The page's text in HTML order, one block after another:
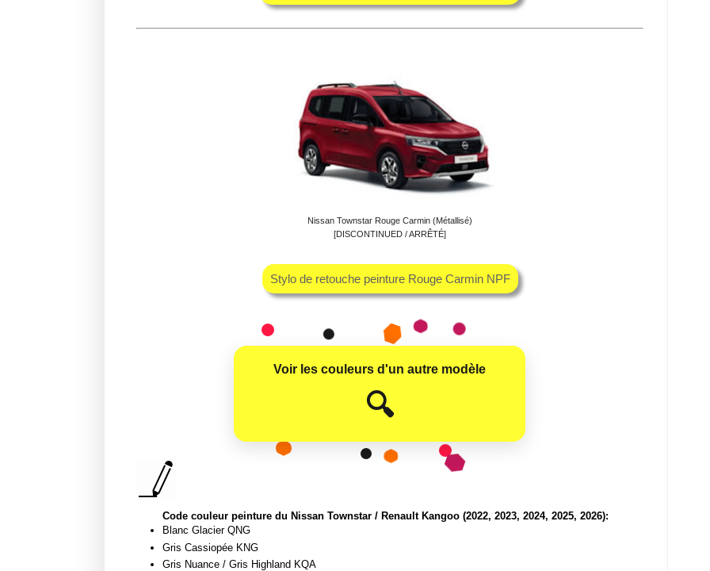
Nissan Townstar Rouge Carmin (Métallisé)
[DISCONTINUED / ARRÊTÉ]
Stylo de retouche peinture Rouge Carmin NPF
😊
Voir les couleurs d'un autre modèle
🔍
Code couleur peinture du Nissan Townstar / Renault Kangoo (2022, 2023, 2024, 2025, 2026):
Blanc Glacier QNG
Gris Cassiopée KNG
Gris Nuance / Gris Highland KQA